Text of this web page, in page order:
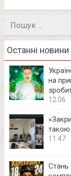
Останні новини
на
12:06
11:47
Стань